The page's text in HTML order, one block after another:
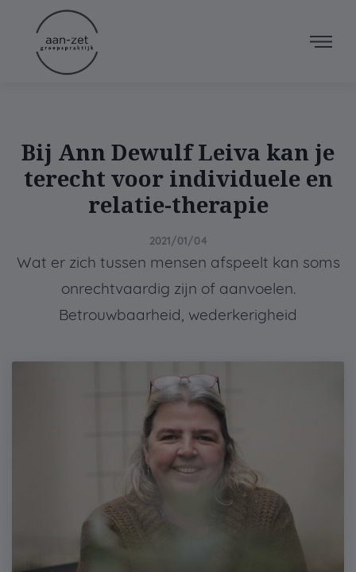
Bij Ann Dewulf Leiva kan je
terecht voor individuele en
relatie-therapie
2021/01/04
Wat er zich tussen mensen afspeelt kan soms
onrechtvaardig zijn of aanvoelen.
Betrouwbaarheid, wederkerigheid